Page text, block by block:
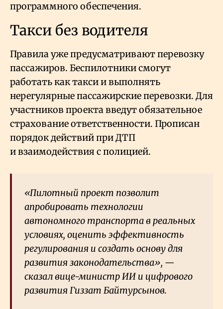
программного обеспечения.
Такси без водителя
Правила уже предусматривают перевозку
пассажиров. Беспилотники смогут
работать как такси и выполнять
нерегулярные пассажирские перевозки. Для
участников проекта введут обязательное
страхование ответственности. Прописан
порядок действий при ДТП
и взаимодействия с полицией.
«Пилотный проект позволит
апробировать технологии
автономного транспорта в реальных
условиях, оценить эффективность
регулирования и создать основу для
развития законодательства», —
сказал вице-министр ИИ и цифрового
развития Гиззат Байтурсынов.